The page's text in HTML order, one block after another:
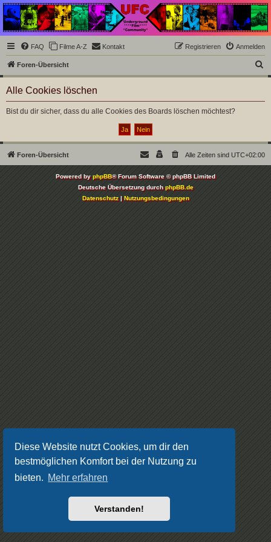
Diese Website nutzt Cookies, um dir den
bestmöglichen Komfort bei der Nutzung zu
bieten. Mehr erfahren
Verstanden!
Underground Film
Community
Die Underground Film Community ist ein deutschsprachiges Filmforum und ein Paradies
für Cineasten und Filmsüchtige jenseits des Mainstreams.
FAQ Filme A-Z Kontakt Anmelden
Registrieren
Foren-Übersicht
u
Alle Cookies löschen
Bist du dir sicher, dass du alle Cookies des Boards löschen möchtest?
Foren-Übersicht Alle Zeiten sind UTC+02:00
Powered byphpBB® Forum Software © phpBB Limited
Deutsche Übersetzung durchphpBB.de
Datenschutz|Nutzungsbedingungen